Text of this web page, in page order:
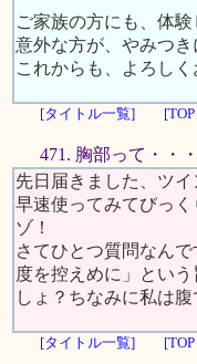
ご家族の方にも、体験
意外な方が、やみつき
これからも、よろしく
[タイトル一覧]
471. 胸部って・・・
先日届きました、ツイ
早速使ってみてびっ
ゾ！
さてひとつ質問なん
度を控えめに」とい
しょ？ちなみに私は
[タイトル一覧]